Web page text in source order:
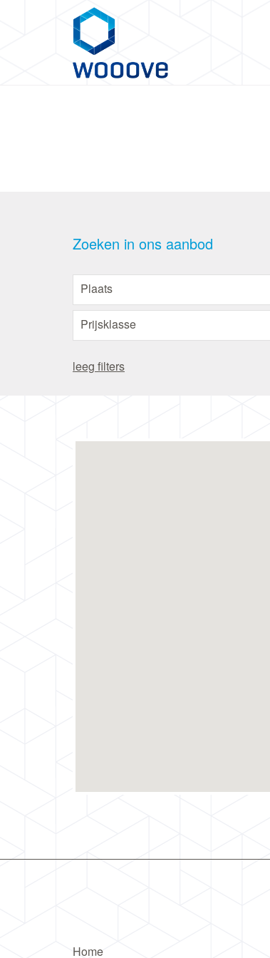
Zoeken in ons aanbod
leeg filters
Home